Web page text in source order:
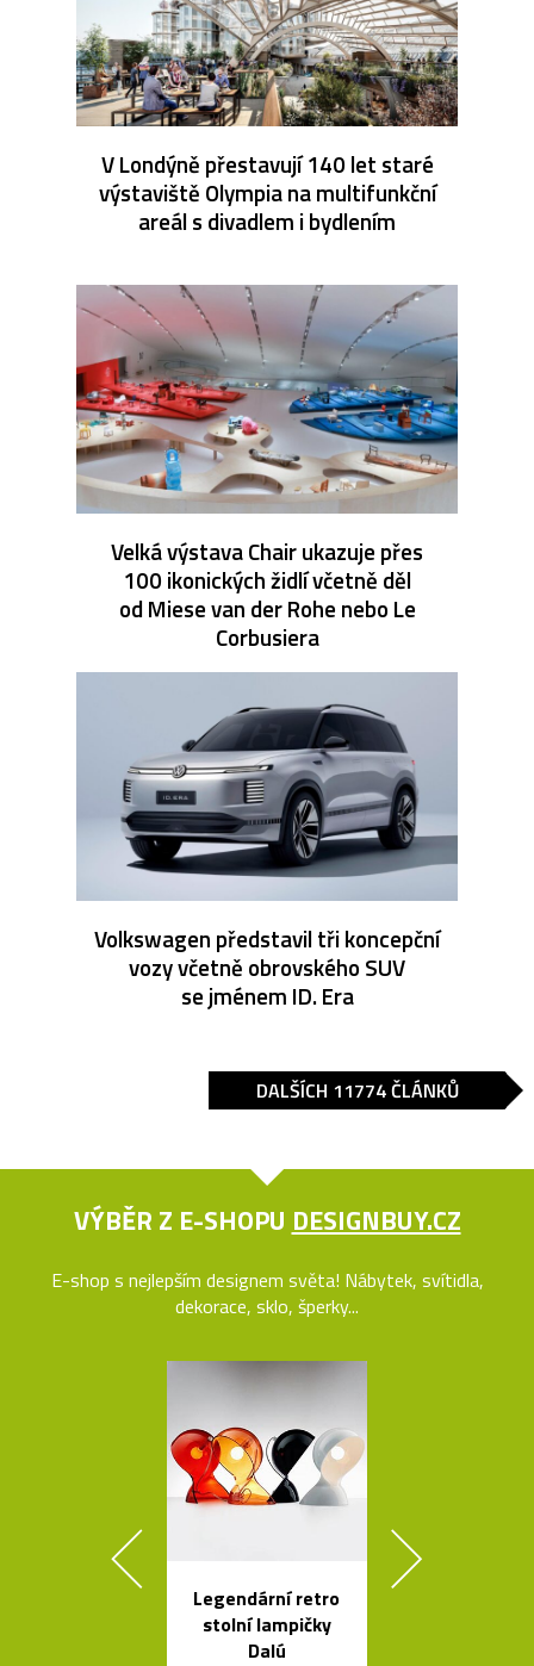
V Londýně přestavují 140 let staré
výstaviště Olympia na multifunkční
areál s divadlem i bydlením
Velká výstava Chair ukazuje přes
100 ikonických židlí včetně děl
od Miese van der Rohe nebo Le
Corbusiera
Volkswagen představil tři koncepční
vozy včetně obrovského SUV
se jménem ID. Era
DALŠÍCH 11774 ČLÁNKŮ
VÝBĚR Z E-SHOPU DESIGNBUY.CZ
E-shop s nejlepším designem světa! Nábytek, svítidla,
dekorace, sklo, šperky...
Legendární retro
stolní lampičky
Dalú